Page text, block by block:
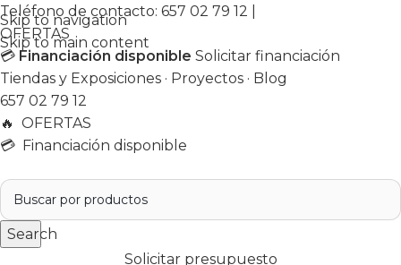
Skip to navigation
Skip to main content
Teléfono de contacto: 657 02 79 12
OFERTAS
💳 Financiación disponible Solicitar financiación
Tiendas y Exposiciones · Proyectos · Blog
657 02 79 12
🔥 OFERTAS
💳 Financiación disponible
Search
Solicitar presupuesto